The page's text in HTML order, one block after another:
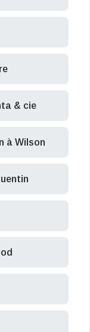
& cie
à Wilson